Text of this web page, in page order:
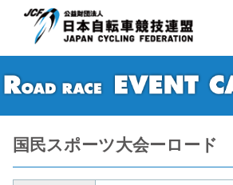
国民スポーツ大会ーロード